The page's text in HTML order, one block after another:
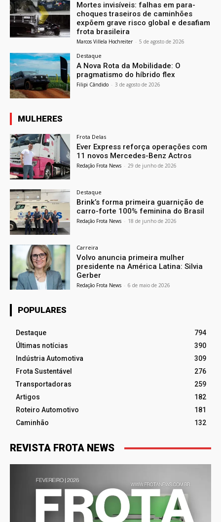
Mortes invisíveis: falhas em para-
choques traseiros de caminhões
expõem grave risco global e desafiam
frota brasileira
Marcos Villela Hochreiter - 5 de agosto de 2026
Destaque
A Nova Rota da Mobilidade: O
pragmatismo do híbrido flex
Filipi Cândido - 3 de agosto de 2026
MULHERES
Frota Delas
Ever Express reforça operações com
11 novos Mercedes-Benz Actros
Redação Frota News - 29 de junho de 2026
Destaque
Brink’s forma primeira guarnição de
carro-forte 100% feminina do Brasil
Redação Frota News - 18 de junho de 2026
Carreira
Volvo anuncia primeira mulher
presidente na América Latina: Silvia
Gerber
Redação Frota News - 6 de maio de 2026
POPULARES
Destaque
794
Últimas notícias
390
Indústria Automotiva
309
Frota Sustentável
276
Transportadoras
259
Artigos
182
Roteiro Automotivo
181
Caminhão
132
REVISTA FROTA NEWS